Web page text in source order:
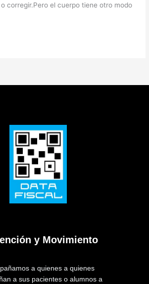
corregir.Pero el cuerpo tiene otro modo
y Movimiento
a quienes a quienes
a sus pacientes o alumnos a